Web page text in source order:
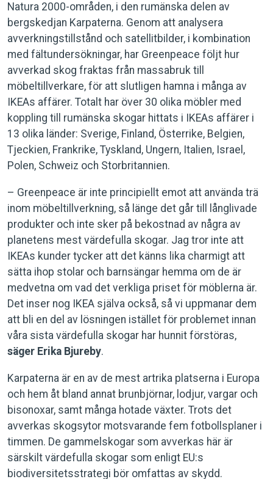
Natura 2000-områden, i den rumänska delen av
bergskedjan Karpaterna. Genom att analysera
avverkningstillstånd och satellitbilder, i kombination
med fältundersökningar, har Greenpeace följt hur
avverkad skog fraktas från massabruk till
möbeltillverkare, för att slutligen hamna i många av
IKEAs affärer. Totalt har över 30 olika möbler med
koppling till rumänska skogar hittats i IKEAs affärer i
13 olika länder: Sverige, Finland, Österrike, Belgien,
Tjeckien, Frankrike, Tyskland, Ungern, Italien, Israel,
Polen, Schweiz och Storbritannien.
– Greenpeace är inte principiellt emot att använda trä
inom möbeltillverkning, så länge det går till långlivade
produkter och inte sker på bekostnad av några av
planetens mest värdefulla skogar. Jag tror inte att
IKEAs kunder tycker att det känns lika charmigt att
sätta ihop stolar och barnsängar hemma om de är
medvetna om vad det verkliga priset för möblerna är.
Det inser nog IKEA själva också, så vi uppmanar dem
att bli en del av lösningen istället för problemet innan
våra sista värdefulla skogar har hunnit förstöras,
säger Erika Bjureby.
Karpaterna är en av de mest artrika platserna i Europa
och hem åt bland annat brunbjörnar, lodjur, vargar och
bisonoxar, samt många hotade växter. Trots det
avverkas skogsytor motsvarande fem fotbollsplaner i
timmen. De gammelskogar som avverkas här är
särskilt värdefulla skogar som enligt EU:s
biodiversitetsstrategi bör omfattas av skydd.